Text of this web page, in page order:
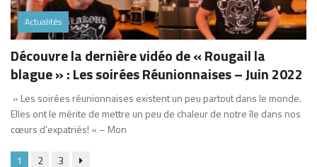
Actualités
Découvre la dernière vidéo de « Rougail la
blague » : Les soirées Réunionnaises – Juin 2022
» Les soirées réunionnaises existent un peu partout dans le monde.
Elles ont le mérite de mettre un peu de chaleur de notre île dans nos
cœurs d’expatriés! « – Mon
1 2 3